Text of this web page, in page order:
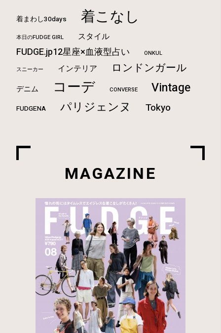
着まわし30days 着こなし
本日のFUDGE GIRL スタイル
FUDGE.jp12星座×血液型占い ONKUL
スニーカー インテリア ロンドンガール
デニム コーデ CONVERSE Vintage
FUDGENA パリジェンヌ Tokyo
MAGAZINE